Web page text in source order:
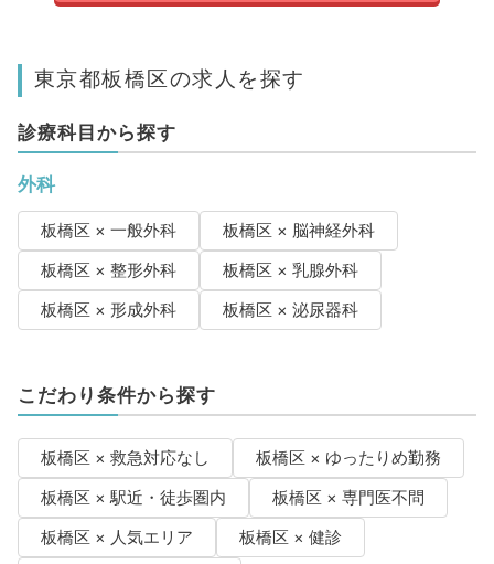
東京都板橋区の求人を探す
診療科目から探す
外科
板橋区 × 一般外科
板橋区 × 脳神経外科
板橋区 × 整形外科
板橋区 × 乳腺外科
板橋区 × 形成外科
板橋区 × 泌尿器科
こだわり条件から探す
板橋区 × 救急対応なし
板橋区 × ゆったりめ勤務
板橋区 × 駅近・徒歩圏内
板橋区 × 専門医不問
板橋区 × 人気エリア
板橋区 × 健診